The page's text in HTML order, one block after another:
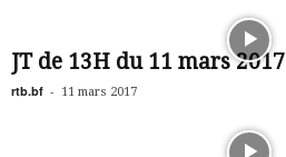
JT de 13H du 11 mars 2017
rtb.bf - 11 mars 2017